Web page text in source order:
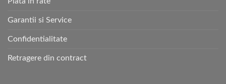
Garantii si Service
Confidentialitate
Retragere din contract